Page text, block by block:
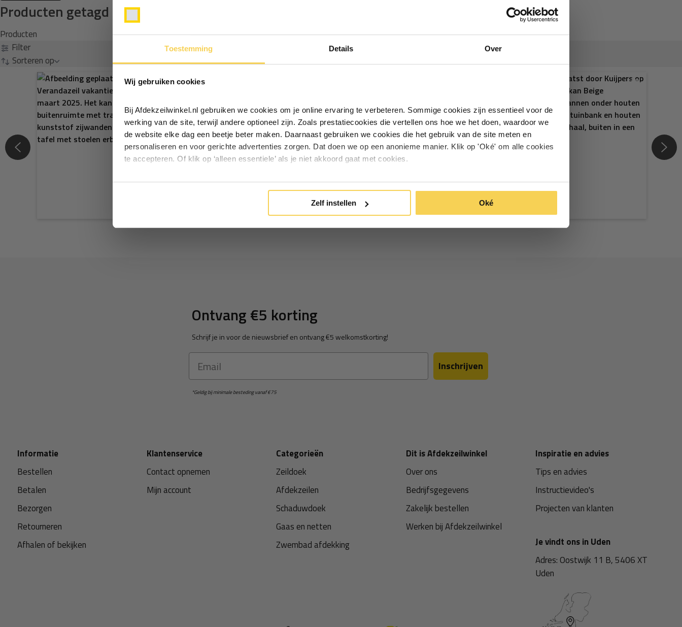
Toestemming Details Over
Wij gebruiken cookies
Bij Afdekzeilwinkel.nl gebruiken we cookies om je online ervaring te verbeteren. Sommige cookies zijn essentieel voor de
werking van de site, terwijl andere optioneel zijn. Zoals prestatiecookies die vertellen ons hoe we het doen, waardoor we
de website elke dag een beetje beter maken. Daarnaast gebruiken we cookies die het gebruik van de site meten en
personaliseren en voor gerichte advertenties zorgen. Dat doen we op een anonieme manier. Klik op 'Oké' om alle cookies
te accepteren. Of klik op ‘alleen essentiele’ als je niet akkoord gaat met cookies.
Zelf instellen Oké
Producten getagd met klittenband acryl lijmbaar
Producten
Filter
Sorteren op
Ontvang €5 korting
Schrijf je in voor de nieuwsbrief en ontvang €5 welkomstkorting!
Email Inschrijven
*Geldig bij minimale besteding vanaf €75
Informatie
Bestellen
Betalen
Bezorgen
Retourneren
Afhalen of bekijken
Klantenservice
Contact opnemen
Mijn account
Categorieën
Zeildoek
Afdekzeilen
Schaduwdoek
Gaas en netten
Zwembad afdekking
Dit is Afdekzeilwinkel
Over ons
Bedrijfsgegevens
Zakelijk bestellen
Werken bij Afdekzeilwinkel
Inspiratie en advies
Tips en advies
Instructievideo's
Projecten van klanten
Je vindt ons in Uden
Adres: Oostwijk 11 B, 5406 XT
Uden
Ontvang €5,- korting!
ontvang €5,- welkomstkorting!
Particulier Zakelijk
Inschrijven